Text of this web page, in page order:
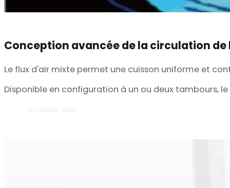
Disponible en configuration à un ou deux tambours,